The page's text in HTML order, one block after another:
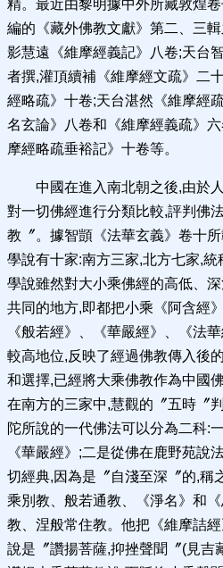
精。最近由黎明據中外所藏敦煌
編的《藏外佛教文獻》第二、三
影慧遠《維摩經義記》八卷;天台
者撰,灌頂續補《維摩經文疏》二
經略疏》十卷;天台湛然《維摩經
名玄論》八卷和《維摩經義疏》
摩經略疏垂裕記》十卷等。
中國在進入南北朝之後,由於
對一切佛經進行分類比較,評判佛
教〞。據智顗《法華玄義》卷十
學說有十家:南方三家,北方七家,
學說雖然對大小乘佛經的高低、
共同的地方,即都把小乘《阿含經
《般若經》、《華嚴經》、《法
較高地位,反映了經過佛教傳入後
和選擇,已經將大乘佛教作為中國
在南方的三家中,慧觀的〞五時〞
陀所說的一代佛法可以分為二科:
《華嚴經》;二是從佛在鹿野苑說
切經典,因為是〞自淺至深〞的,稱
乘別教、般若通教、《淨名》和
教、涅般常住教。他把《維摩詰
說是〞讚揚菩薩,抑挫聲聞〞(見吉